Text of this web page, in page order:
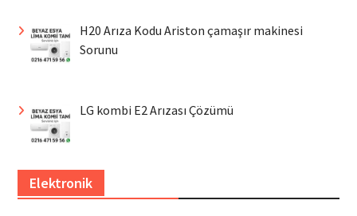
H20 Arıza Kodu Ariston çamaşır makinesi
Sorunu
LG kombi E2 Arızası Çözümü
Elektronik